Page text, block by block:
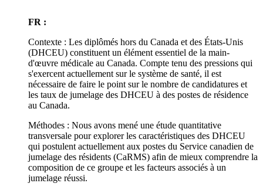
FR :
Contexte : Les diplômés hors du Canada et des États-Unis
(DHCEU) constituent un élément essentiel de la main-
d'œuvre médicale au Canada. Compte tenu des pressions qui
s'exercent actuellement sur le système de santé, il est
nécessaire de faire le point sur le nombre de candidatures et
les taux de jumelage des DHCEU à des postes de résidence
au Canada.
Méthodes : Nous avons mené une étude quantitative
transversale pour explorer les caractéristiques des DHCEU
qui postulent actuellement aux postes du Service canadien de
jumelage des résidents (CaRMS) afin de mieux comprendre la
composition de ce groupe et les facteurs associés à un
jumelage réussi.